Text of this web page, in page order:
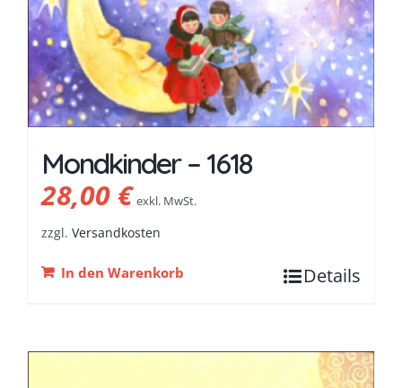
Mondkinder – 1618
28,00€ exkl. MwSt.
zzgl. Versandkosten
In den Warenkorb Details